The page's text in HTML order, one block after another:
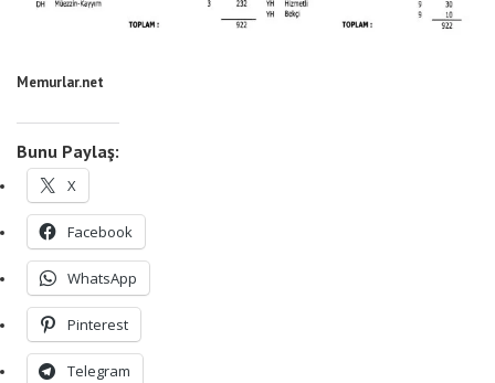
Memurlar.net
Bunu Paylaş:
X
Facebook
WhatsApp
Pinterest
Telegram